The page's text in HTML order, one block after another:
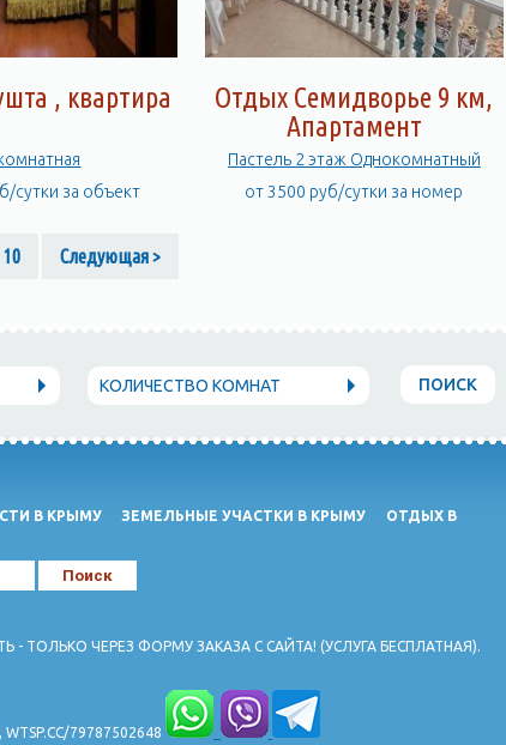
, квартира
сутки за объект
Отдых Семидворье 9 км,
Апартамент
Пастель 2 этаж Однокомнатный
от 3500 руб/сутки за номер
10 Следующая >
КОЛИЧЕСТВО КОМНАТ ПОИСК
В КРЫМУ ЗЕМЕЛЬНЫЕ УЧАСТКИ В КРЫМУ
ОТДЫХ В
ЧЕРЕЗ ФОРМУ ЗАКАЗА С САЙТА! (УСЛУГА БЕСПЛАТНАЯ).
79787502648